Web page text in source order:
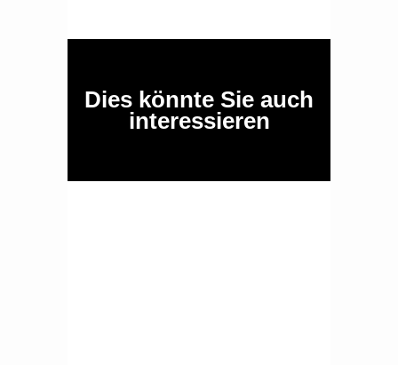
Dies könnte Sie auch
interessieren